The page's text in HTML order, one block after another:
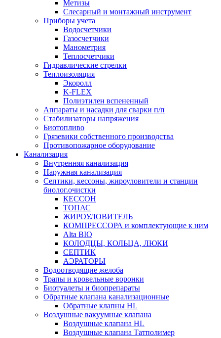
Метизы
Слесарный и монтажный инструмент
Приборы учета
Водосчетчики
Газосчетчики
Манометрия
Теплосчетчики
Гидравлические стрелки
Теплоизоляция
Экоролл
K-FLEX
Полиэтилен вспененный
Аппараты и насадки для сварки п/п
Стабилизаторы напряжения
Биотопливо
Грязевики собственного производства
Противопожарное оборудование
Канализация
Внутренняя канализация
Наружная канализация
Септики, кессоны, жироуловители и станции
биолог.очистки
КЕССОН
ТОПАС
ЖИРОУЛОВИТЕЛЬ
КОМПРЕССОРА и комплектующие к ним
Alta BIO
КОЛОДЦЫ, КОЛЬЦА, ЛЮКИ
СЕПТИК
АЭРАТОРЫ
Водоотводящие желоба
Трапы и кровельные воронки
Биотуалеты и биопрепараты
Обратные клапана канализационные
Обратные клапны HL
Воздушные вакуумные клапана
Воздушные клапана HL
Воздушные клапана Татполимер